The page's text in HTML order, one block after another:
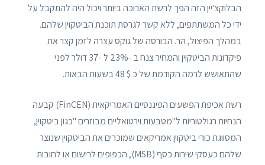
הבלוקצ'יין הזה הפך לרשת הארוכה ביותר ויכול היה להתקבל על
ידי כל המשתתפים, ללא קשר לגרסת תוכנת הביטקוין שלהם.
במהלך הפיצול, הר. הבורסה של גוקס עצרה לזמן קצר את
פיקדונות הביטקוין והמחיר צנח ב -23% ל -37 דולר לפני
שהתאושש לרמה הקודמת של כ $ 48 בשעות הבאות.
רשת אכיפת הפשעים הפיננסיים האמריקאית (FinCEN) קבעה
הנחיות רגולטוריות ל"מטבעות וירטואליים מבוזרים "כגון ביטקוין,
המסווגת כורי ביטקוין אמריקאים שמוכרים את הביטקוין שנוצר
שלהם כעסקי שירות כסף (MSB), הכפופים לרישום או לחובות